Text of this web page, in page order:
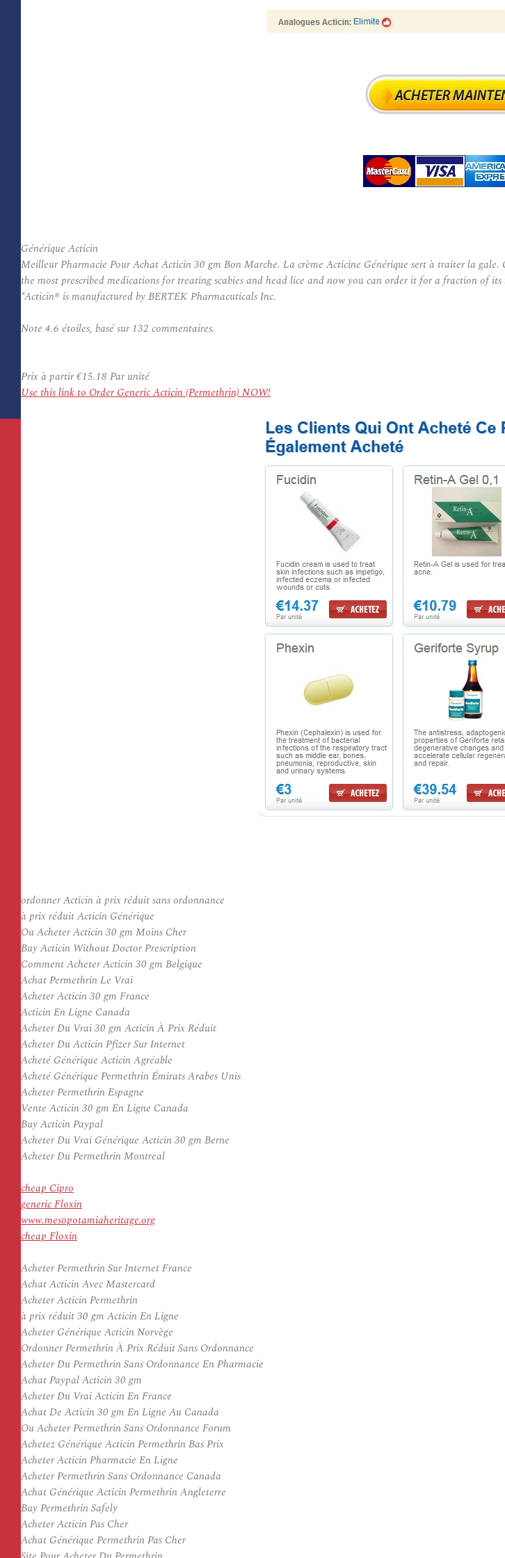
Générique Acticin
Meilleur Pharmacie Pour Achat Acticin 30 gm Bon Marche. La crème Acticine Générique sert à traiter la
the most prescribed medications for treating scabies and head lice and now you can order it for a fraction of
*Acticin® is manufactured by BERTEK Pharmacuticals Inc.
Note 4.6 étoiles, basé sur 132 commentaires.
Prix à partir€15.18 Par unité
Use this link to Order Generic Acticin (Permethrin) NOW!
ordonner Acticin à prix réduit sans ordonnance
à prix réduit Acticin Générique
Ou Acheter Acticin 30 gm Moins Cher
Buy Acticin Without Doctor Prescription
Comment Acheter Acticin 30 gm Belgique
Achat Permethrin Le Vrai
Acheter Acticin 30 gm France
Acticin En Ligne Canada
Acheter Du Vrai 30 gm Acticin À Prix Réduit
Acheter Du Acticin Pfizer Sur Internet
Acheté Générique Acticin Agréable
Acheté Générique Permethrin Émirats Arabes Unis
Acheter Permethrin Espagne
Vente Acticin 30 gm En Ligne Canada
Buy Acticin Paypal
Acheter Du Vrai Générique Acticin 30 gm Berne
Acheter Du Permethrin Montreal
cheap Cipro
generic Floxin
www.mesopotamiaheritage.org
cheap Floxin
Acheter Permethrin Sur Internet France
Achat Acticin Avec Mastercard
Acheter Acticin Permethrin
à prix réduit 30 gm Acticin En Ligne
Acheter Générique Acticin Norvège
Ordonner Permethrin À Prix Réduit Sans Ordonnance
Acheter Du Permethrin Sans Ordonnance En Pharmacie
Achat Paypal Acticin 30 gm
Acheter Du Vrai Acticin En France
Achat De Acticin 30 gm En Ligne Au Canada
Ou Acheter Permethrin Sans Ordonnance Forum
Achetez Générique Acticin Permethrin Bas Prix
Acheter Acticin Pharmacie En Ligne
Acheter Permethrin Sans Ordonnance Canada
Achat Générique Acticin Permethrin Angleterre
Buy Permethrin Safely
Acheter Acticin Pas Cher
Achat Générique Permethrin Pas Cher